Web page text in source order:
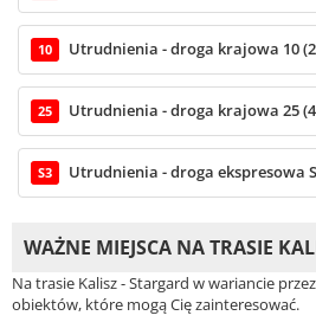
10 Utrudnienia - droga krajowa 10
25 Utrudnienia - droga krajowa 25
S3 Utrudnienia - droga ekspresowa
WAŻNE MIEJSCA NA TRASIE
Na trasie Kalisz - Stargard w wariancie
obiektów, które mogą Cię zainteresować.